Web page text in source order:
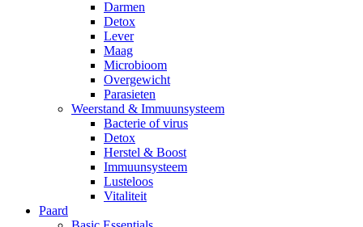
Darmen
Detox
Lever
Maag
Microbioom
Overgewicht
Parasieten
Weerstand & Immuunsysteem
Bacterie of virus
Detox
Herstel & Boost
Immuunsysteem
Lusteloos
Vitaliteit
Paard